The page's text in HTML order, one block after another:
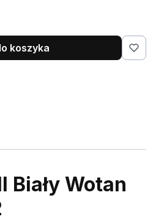
koszyka
Biały Wotan